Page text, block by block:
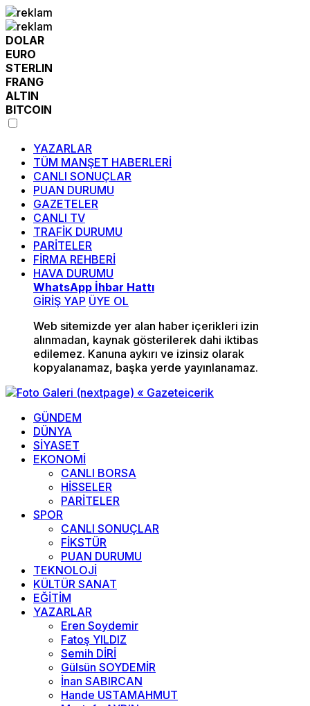
DOLAR
EURO
STERLIN
FRANG
ALTIN
BITCOIN
YAZARLAR
TÜM MANŞET HABERLERİ
CANLI SONUÇLAR
PUAN DURUMU
GAZETELER
CANLI TV
TRAFİK DURUMU
PARİTELER
FİRMA REHBERİ
HAVA DURUMU
WhatsApp İhbar Hattı
GİRİŞ YAP ÜYE OL
Web sitemizde yer alan haber içerikleri izin
alınmadan, kaynak gösterilerek dahi iktibas
edilemez. Kanuna aykırı ve izinsiz olarak
kopyalanamaz, başka yerde yayınlanamaz.
GÜNDEM
DÜNYA
SİYASET
EKONOMİ
CANLI BORSA
HİSSELER
PARİTELER
SPOR
CANLI SONUÇLAR
FİKSTÜR
PUAN DURUMU
TEKNOLOJİ
KÜLTÜR SANAT
EĞİTİM
YAZARLAR
Eren Soydemir
Fatoş YILDIZ
Semih DİRİ
Gülsün SOYDEMİR
İnan SABIRCAN
Hande USTAMAHMUT